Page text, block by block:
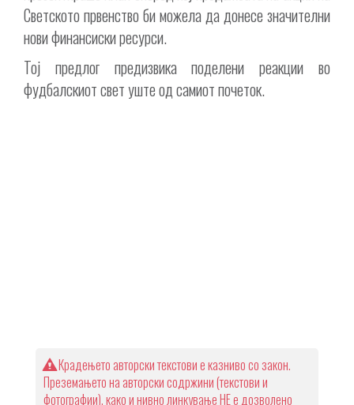
Светското првенство би можела да донесе значителни
нови финансиски ресурси.
Тој предлог предизвика поделени реакции во
фудбалскиот свет уште од самиот почеток.
Крадењето авторски текстови е казниво со закон.
Преземањето на авторски содржини (текстови и
фотографии), како и нивно линкување НЕ е дозволено